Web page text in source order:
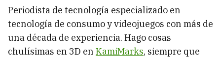
Periodista de tecnología especializado en
tecnología de consumo y videojuegos con más de
una década de experiencia. Hago cosas
chulísimas en 3D en KamiMarks, siempre que